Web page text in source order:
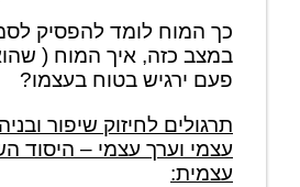
כך המוח לומד להפסיק
במצב כזה, איך המוח (
פעם ירגיש בטוח בעצמו?
תרגולים לחיזוק שיפור
עצמי וערך עצמי – היסוד
עצמית: